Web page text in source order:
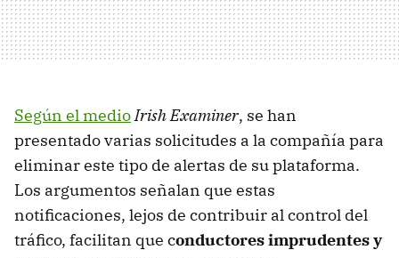
Según el medioIrish Examiner, se han
presentado varias solicitudes a la compañía para
eliminar este tipo de alertas de su plataforma.
Los argumentos señalan que estas
notificaciones, lejos de contribuir al control del
tráfico, facilitan que conductores imprudentes y